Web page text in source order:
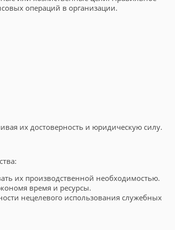
операций в организации.
их достоверность и юридическую силу.
их производственной необходимостью.
время и ресурсы.
нецелевого использования служебных